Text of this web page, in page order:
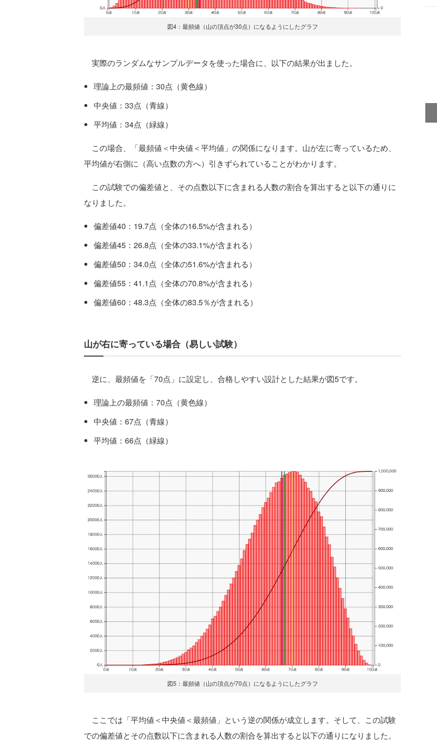
図4：最頻値（山の頂点が30点）になるようにしたグラフ
実際のランダムなサンプルデータを使った場合に、以下の結果が出ました。
理論上の最頻値：30点（黄色線）
中央値：33点（青線）
平均値：34点（緑線）
この場合、「最頻値＜中央値＜平均値」の関係になります。山が左に寄っているため、
平均値が右側に（高い点数の方へ）引きずられていることがわかります。
この試験での偏差値と、その点数以下に含まれる人数の割合を算出すると以下の通りに
なりました。
偏差値40：19.7点（全体の16.5%が含まれる）
偏差値45：26.8点（全体の33.1%が含まれる）
偏差値50：34.0点（全体の51.6%が含まれる）
偏差値55：41.1点（全体の70.8%が含まれる）
偏差値60：48.3点（全体の83.5％が含まれる）
山が右に寄っている場合（易しい試験）
逆に、最頻値を「70点」に設定し、合格しやすい設計とした結果が図5です。
理論上の最頻値：70点（黄色線）
中央値：67点（青線）
平均値：66点（緑線）
図5：最頻値（山の頂点が70点）になるようにしたグラフ
ここでは「平均値＜中央値＜最頻値」という逆の関係が成立します。そして、この試験
での偏差値とその点数以下に含まれる人数の割合を算出すると以下の通りになりました。